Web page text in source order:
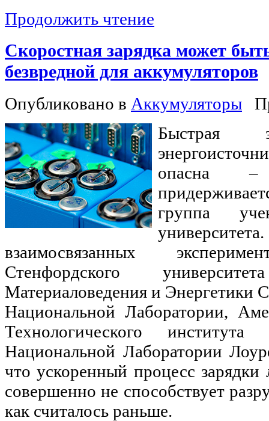
Продолжить чтение
Скоростная зарядка может
безвредной для аккумуляторов
Опубликовано в Аккумуляторы
Быстрая
опасна –
группа
взаимосвязанных
Стенфордского
Материаловедения и Энергетики
Национальной Лаборатории,
Технологического
Национальной Лаборатории
что ускоренный процесс
совершенно не способствует
как считалось раньше.